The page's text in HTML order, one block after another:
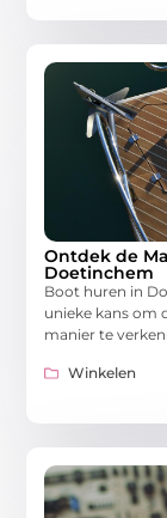
Ontdek de
Doetinchem
Boot huren in
unieke kans om
manier te
Winkelen